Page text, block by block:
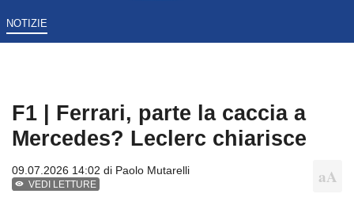
NOTIZIE
F1 | Ferrari, parte la caccia a
Mercedes? Leclerc chiarisce
09.07.2026 14:02 di Paolo Mutarelli
VEDI LETTURE